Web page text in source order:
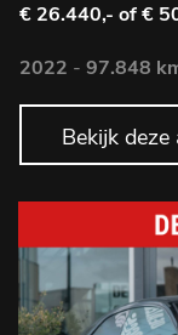
€ 26.440,- of €
2022 - 97.848
Bekijk deze